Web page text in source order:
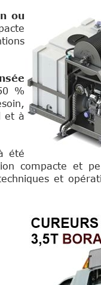
ou
%
et à
été
compacte et
et